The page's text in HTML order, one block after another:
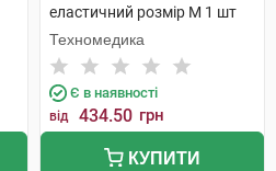
еластичний розмір M 1 шт
Техномедика
Є в наявності
від 434.50 грн
КУПИТИ